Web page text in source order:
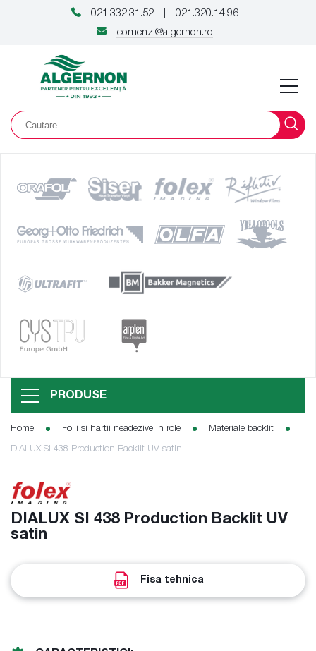
021.332.31.52
021.320.14.96
comenzi@algernon.ro
PRODUSE
Home Folii si hartii neadezive in role Materiale backlit
DIALUX SI 438 Production Backlit UV satin
DIALUX SI 438 Production Backlit UV
satin
Fisa tehnica